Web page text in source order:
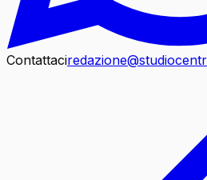
Contattaci